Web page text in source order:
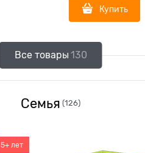
Купить
Все товары 130
Семья (126)
5+ лет